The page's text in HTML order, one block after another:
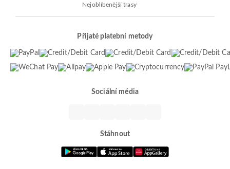
Nejoblíbenější trasy
Přijaté platební metody
Sociální média
Stáhnout